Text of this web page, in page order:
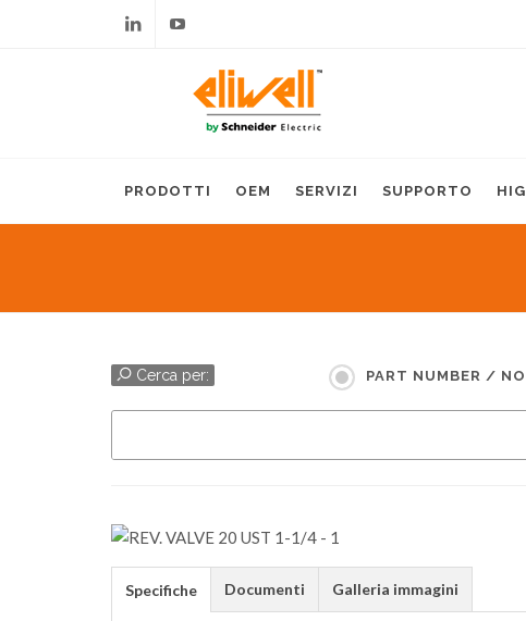
PRODOTTI OEM SERVIZI SUPPORTO
Cerca per: PART NUMBER /
Specifiche Documenti Galleria immagini